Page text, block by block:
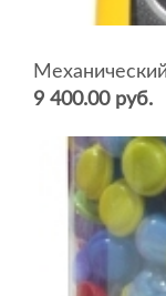
9 400.00 руб.